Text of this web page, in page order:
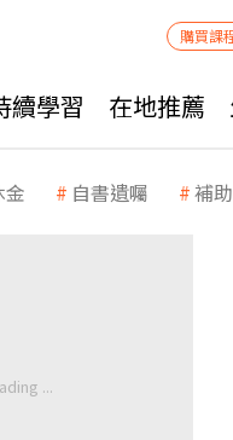
購買課
續學習 在地推薦
金 自書遺囑 補助